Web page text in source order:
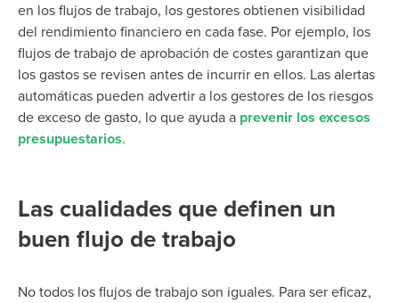
en los flujos de trabajo, los gestores obtienen visibilidad
del rendimiento financiero en cada fase. Por ejemplo, los
flujos de trabajo de aprobación de costes garantizan que
los gastos se revisen antes de incurrir en ellos. Las alertas
automáticas pueden advertir a los gestores de los riesgos
de exceso de gasto, lo que ayuda a prevenir los excesos
presupuestarios.
Las cualidades que definen un
buen flujo de trabajo
No todos los flujos de trabajo son iguales. Para ser eficaz,